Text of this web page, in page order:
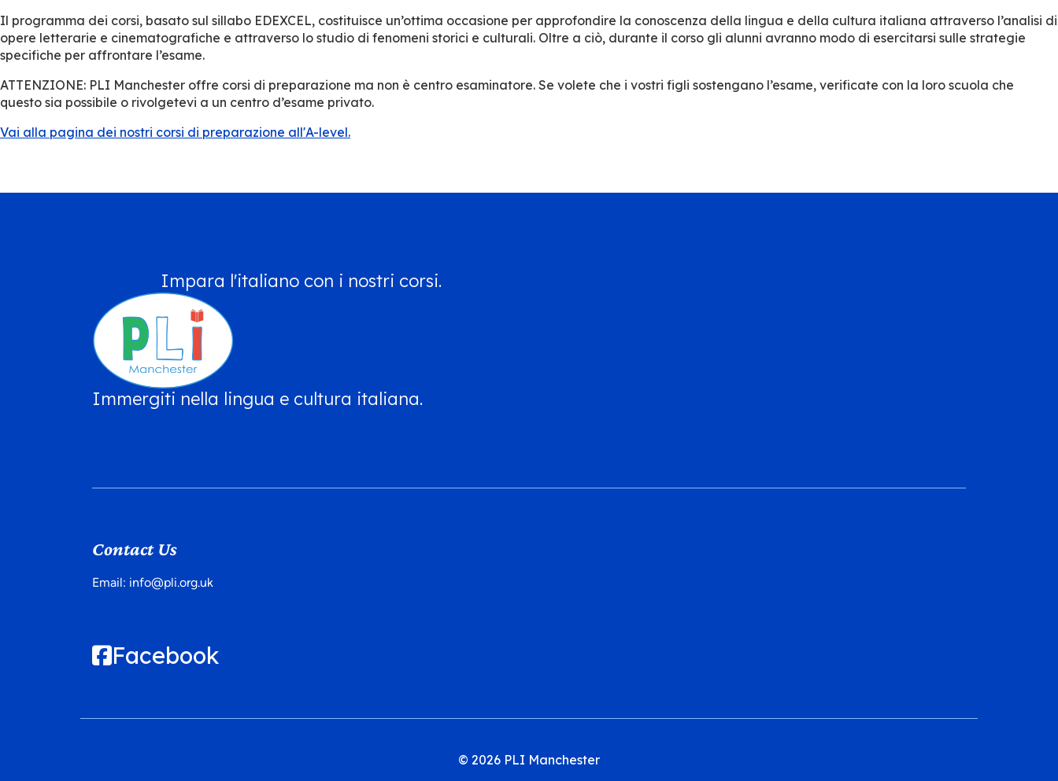
Il programma dei corsi, basato sul sillabo EDEXCEL, costituisce un’ottima occasione per approfondire la conoscenza della lingua e della cultura italiana attraverso l’analisi di
opere letterarie e cinematografiche e attraverso lo studio di fenomeni storici e culturali. Oltre a ciò, durante il corso gli alunni avranno modo di esercitarsi sulle strategie
specifiche per affrontare l’esame.
ATTENZIONE: PLI Manchester offre corsi di preparazione ma non è centro esaminatore. Se volete che i vostri figli sostengano l’esame, verificate con la loro scuola che
questo sia possibile o rivolgetevi a un centro d’esame privato.
Vai alla pagina dei nostri corsi di preparazione all'A-level.
Impara l'italiano con i nostri corsi.
Immergiti nella lingua e cultura italiana.
Contact Us
Email: info@pli.org.uk
Facebook
© 2026 PLI Manchester